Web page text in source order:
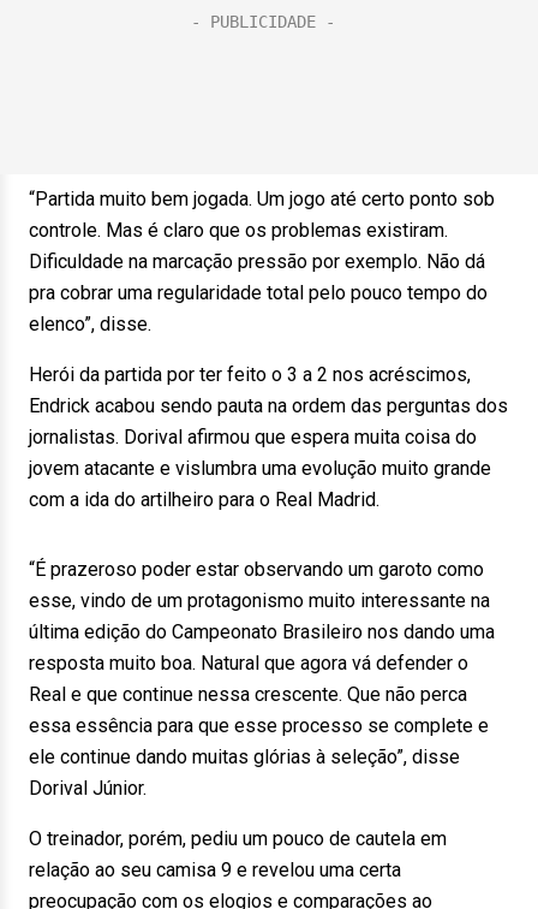
“Partida muito bem jogada. Um jogo até certo ponto sob
controle. Mas é claro que os problemas existiram.
Dificuldade na marcação pressão por exemplo. Não dá
pra cobrar uma regularidade total pelo pouco tempo do
elenco”, disse.
Herói da partida por ter feito o 3 a 2 nos acréscimos,
Endrick acabou sendo pauta na ordem das perguntas dos
jornalistas. Dorival afirmou que espera muita coisa do
jovem atacante e vislumbra uma evolução muito grande
com a ida do artilheiro para o Real Madrid.
“É prazeroso poder estar observando um garoto como
esse, vindo de um protagonismo muito interessante na
última edição do Campeonato Brasileiro nos dando uma
resposta muito boa. Natural que agora vá defender o
Real e que continue nessa crescente. Que não perca
essa essência para que esse processo se complete e
ele continue dando muitas glórias à seleção”, disse
Dorival Júnior.
O treinador, porém, pediu um pouco de cautela em
relação ao seu camisa 9 e revelou uma certa
preocupação com os elogios e comparações ao